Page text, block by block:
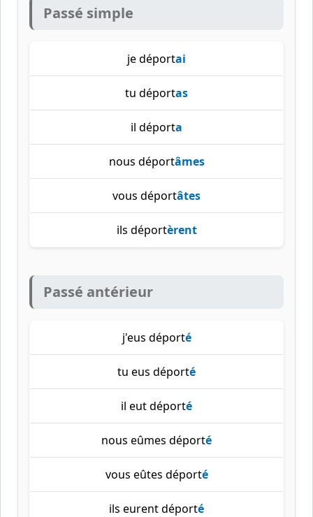
Passé simple
je déportai
tu déportas
il déporta
nous déportâmes
vous déportâtes
ils déportèrent
Passé antérieur
j'eus déporté
tu eus déporté
il eut déporté
nous eûmes déporté
vous eûtes déporté
ils eurent déporté